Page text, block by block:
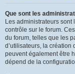
Que sont les
Les administrateurs
contrôle sur le forum.
du forum, telles que les
d’utilisateurs, la création
peuvent également être
dépend de la